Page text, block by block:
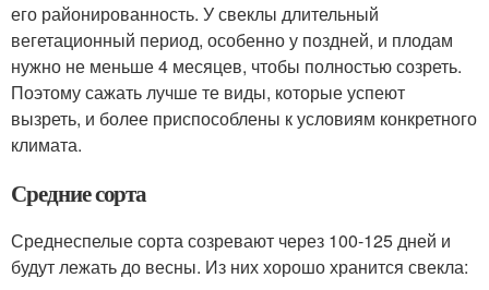
его районированность. У свеклы длительный
вегетационный период, особенно у поздней, и плодам
нужно не меньше 4 месяцев, чтобы полностью созреть.
Поэтому сажать лучше те виды, которые успеют
вызреть, и более приспособлены к условиям конкретного
климата.
Средние сорта
Среднеспелые сорта созревают через 100-125 дней и
будут лежать до весны. Из них хорошо хранится свекла: